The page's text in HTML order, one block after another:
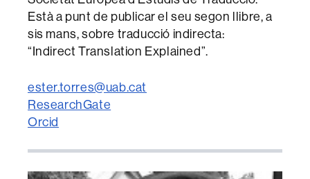
Està a punt de publicar el seu segon llibre, a
sis mans, sobre traducció indirecta:
“Indirect Translation Explained”.
ester.torres@uab.cat
ResearchGate
Orcid